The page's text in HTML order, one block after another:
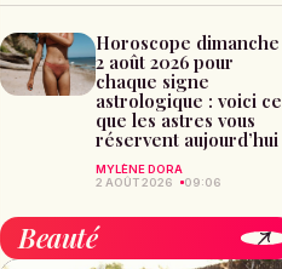
Horoscope dimanche
2 août 2026 pour
chaque signe
astrologique : voici ce
que les astres vous
réservent aujourd’hui
MYLÈNE DORA
2 AOÛT 2026
09:06
Beauté